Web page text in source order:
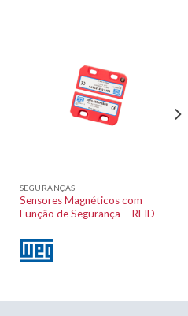
SEGURANÇAS
Sensores Magnéticos com
Função de Segurança – RFID